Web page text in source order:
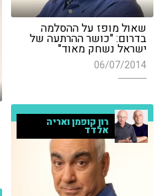
שאול מופז על ההסלמה
בדרום: "כושר ההרתעה של
ישראל נשחק מאוד"
06/07/2014
רון קופמן ואריה
אלדד